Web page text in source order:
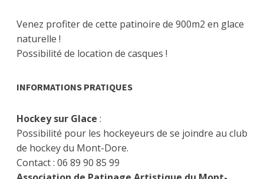
Venez profiter de cette patinoire de 900m2 en glace
naturelle !
Possibilité de location de casques !
INFORMATIONS PRATIQUES
Hockey sur Glace :
Possibilité pour les hockeyeurs de se joindre au club
de hockey du Mont-Dore.
Contact : 06 89 90 85 99